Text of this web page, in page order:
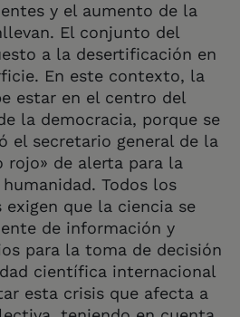
y el aumento de la
El conjunto del
a la desertificación en
En este contexto, la
estar en el centro del
la democracia, porque se
el secretario general de la
rojo» de alerta para la
Todos los
que la ciencia se
de información y
para la toma de decisión
científica internacional
esta crisis que afecta a